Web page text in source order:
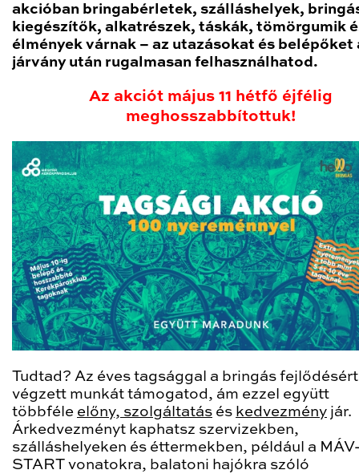
akcióban bringabérletek, szálláshelyek,
kiegészítők, alkatrészek, táskák, tömörgumik
élmények várnak – az utazásokat és belépőket
járvány után rugalmasan felhasználhatod.
Az akciót május 11 hétfő éjfélig
meghosszabbítottuk!
Tudtad? Az éves tagsággal a bringás fejlődésért
végzett munkát támogatod, ám ezzel együtt
többféle előny, szolgáltatás és kedvezmény jár.
Árkedvezményt kaphatsz szervizekben,
szálláshelyeken és éttermekben, például a MÁV-
START vonatokra, balatoni hajókra szóló